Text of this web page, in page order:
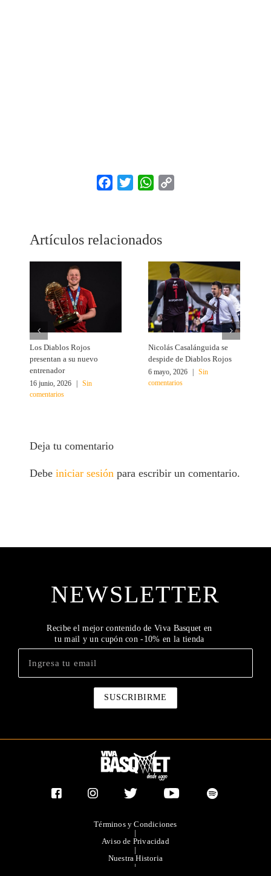
Facebook
Twitter WhatsApp
Artículos relacionados
Los Diablos Rojos
presentan a su nuevo
entrenador
16 junio, 2026 |
Sin
comentarios
Nicolás Casalánguida se
despide de Diablos Rojos
6 mayo, 2026 |
Sin
comentarios
Deja tu comentario
Debeiniciar sesiónpara escribir un comentario.
NEWSLETTER
Recibe el mejor contenido de Viva Basquet en
tu mail y un cupón con -10% en la tienda
Términos y Condiciones
|
Aviso de Privacidad
|
Nuestra Historia
|